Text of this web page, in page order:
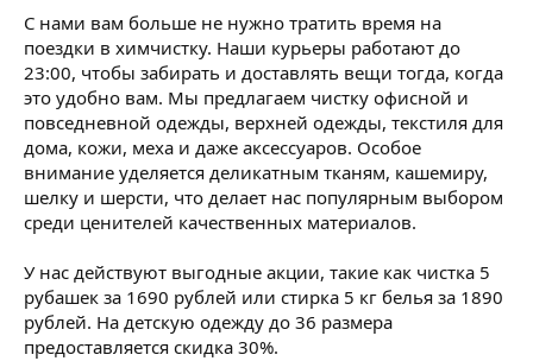
С нами вам больше не нужно тратить время на
поездки в химчистку. Наши курьеры работают до
23:00, чтобы забирать и доставлять вещи тогда, когда
это удобно вам. Мы предлагаем чистку офисной и
повседневной одежды, верхней одежды, текстиля для
дома, кожи, меха и даже аксессуаров. Особое
внимание уделяется деликатным тканям, кашемиру,
шелку и шерсти, что делает нас популярным выбором
среди ценителей качественных материалов.
У нас действуют выгодные акции, такие как чистка 5
рубашек за 1690 рублей или стирка 5 кг белья за 1890
рублей. На детскую одежду до 36 размера
предоставляется скидка 30%.